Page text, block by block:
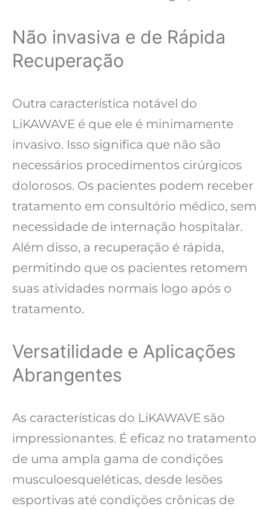
Não invasiva e de Rápida
Recuperação
Outra característica notável do
LiKAWAVE é que ele é minimamente
invasivo. Isso significa que não são
necessários procedimentos cirúrgicos
dolorosos. Os pacientes podem receber
tratamento em consultório médico, sem
necessidade de internação hospitalar.
Além disso, a recuperação é rápida,
permitindo que os pacientes retomem
suas atividades normais logo após o
tratamento.
Versatilidade e Aplicações
Abrangentes
As características do LiKAWAVE são
impressionantes. É eficaz no tratamento
de uma ampla gama de condições
musculoesqueléticas, desde lesões
esportivas até condições crônicas de